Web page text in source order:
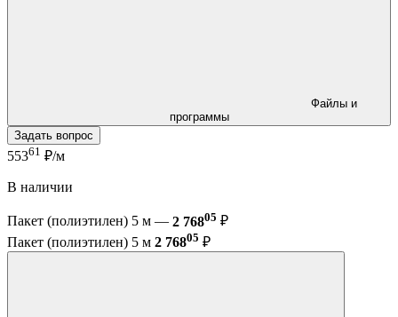
программы
Задать вопрос
55361 ₽/м
В наличии
Пакет (полиэтилен) 5 м — 2 76805 ₽
Пакет (полиэтилен) 5 м 2 76805 ₽